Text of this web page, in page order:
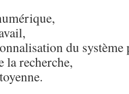
du
la recherche,